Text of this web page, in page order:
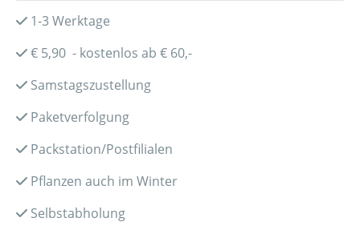
1-3 Werktage
€ 5,90 - kostenlos ab € 60,-
Samstagszustellung
Paketverfolgung
Packstation/Postfilialen
Pflanzen auch im Winter
Selbstabholung